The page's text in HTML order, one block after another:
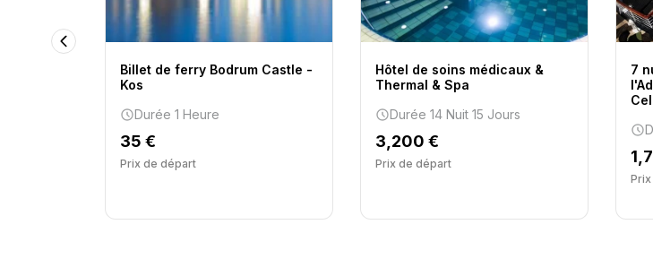
Billet de ferry Bodrum Castle -
Kos
Durée 1 Heure
35 €
Prix ​​de départ
Hôtel de soins médicaux &
Thermal & Spa
Durée 14 Nuit 15 Jours
3,200 €
Prix ​​de départ
7